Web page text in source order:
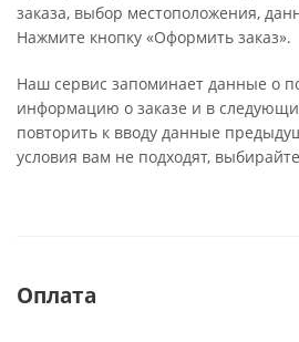
заказа, выбор местоположения,
Нажмите кнопку «Оформить заказ».
Наш сервис запоминает данные о
информацию о заказе и в
повторить к вводу данные
условия вам не подходят,
Оплата